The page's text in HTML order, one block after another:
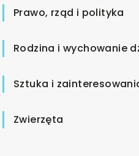
Prawo, rząd i polityka
Rodzina i wychowanie
Sztuka i
Zwierzęta